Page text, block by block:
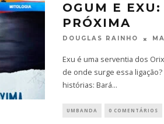
OGUM E
PRÓXIMA
DOUGLAS RAINHO
Exu é uma serventia dos
de onde surge essa
histórias: Bará...
UMBANDA 0 COMENTÁRIOS